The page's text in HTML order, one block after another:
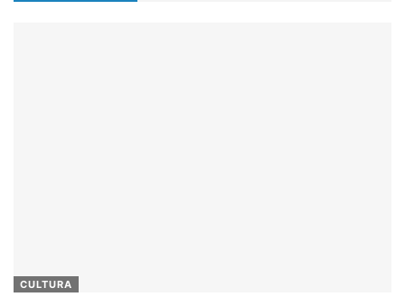
CULTURA